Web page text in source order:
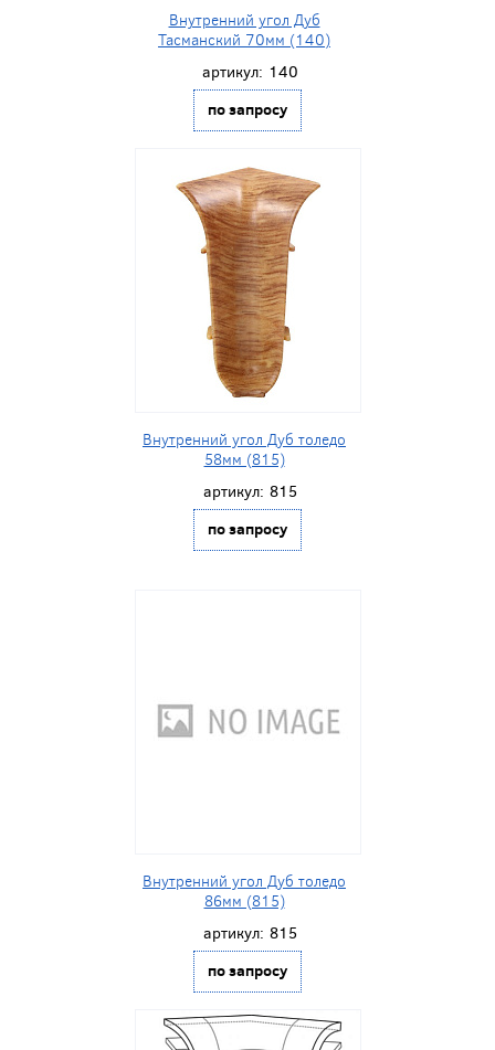
Внутренний угол Дуб
Тасманский 70мм (140)
артикул: 140
по запросу
Внутренний угол Дуб толедо
58мм (815)
артикул: 815
по запросу
Внутренний угол Дуб толедо
86мм (815)
артикул: 815
по запросу